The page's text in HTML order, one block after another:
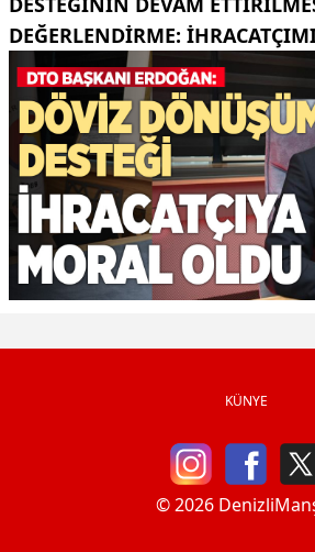
DEĞERLENDIRME:
KÜNYE
© 2026